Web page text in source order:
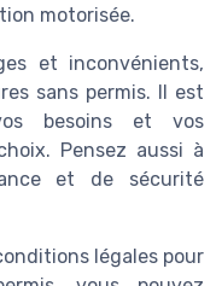
motorisée.
et inconvénients,
sans permis. Il est
besoins et vos
Pensez aussi à
et de sécurité
légales pour